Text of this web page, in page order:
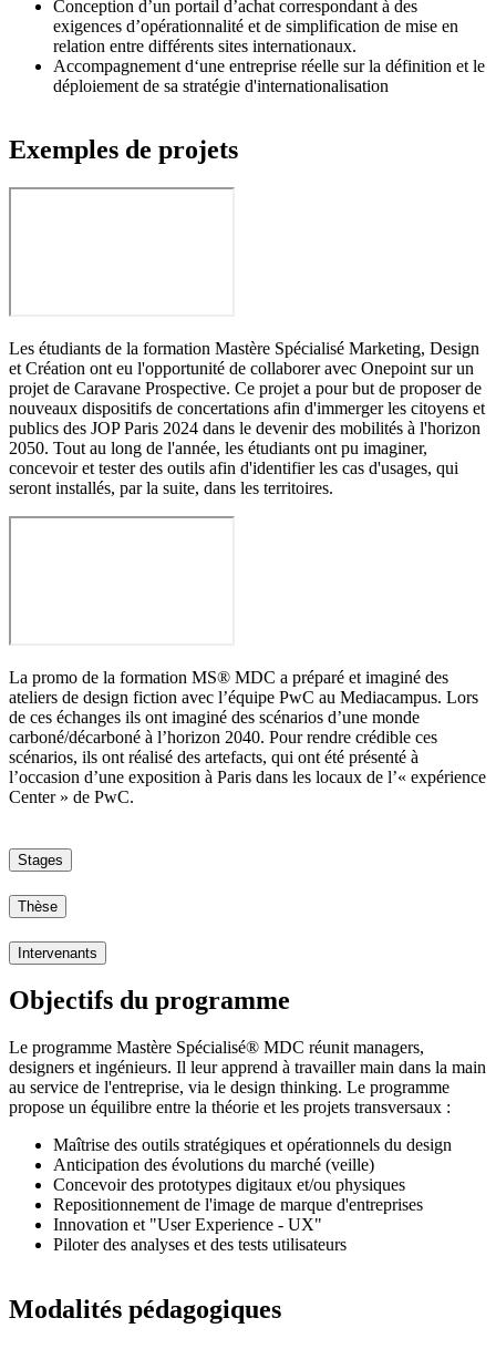
Conception d’un portail d’achat correspondant à des
exigences d’opérationnalité et de simplification de mise en
relation entre différents sites internationaux.
Accompagnement d‘une entreprise réelle sur la définition et le
déploiement de sa stratégie d'internationalisation
Exemples de projets
Les étudiants de la formation Mastère Spécialisé Marketing, Design
et Création ont eu l'opportunité de collaborer avec Onepoint sur un
projet de Caravane Prospective. Ce projet a pour but de proposer de
nouveaux dispositifs de concertations afin d'immerger les citoyens et
publics des JOP Paris 2024 dans le devenir des mobilités à l'horizon
2050. Tout au long de l'année, les étudiants ont pu imaginer,
concevoir et tester des outils afin d'identifier les cas d'usages, qui
seront installés, par la suite, dans les territoires.
La promo de la formation MS® MDC a préparé et imaginé des
ateliers de design fiction avec l’équipe PwC au Mediacampus. Lors
de ces échanges ils ont imaginé des scénarios d’une monde
carboné/décarboné à l’horizon 2040. Pour rendre crédible ces
scénarios, ils ont réalisé des artefacts, qui ont été présenté à
l’occasion d’une exposition à Paris dans les locaux de l’« expérience
Center » de PwC.
Stages
Thèse
Intervenants
Objectifs du programme
Le programme Mastère Spécialisé® MDC réunit managers,
designers et ingénieurs. Il leur apprend à travailler main dans la main
au service de l'entreprise, via le design thinking. Le programme
propose un équilibre entre la théorie et les projets transversaux :
Maîtrise des outils stratégiques et opérationnels du design
Anticipation des évolutions du marché (veille)
Concevoir des prototypes digitaux et/ou physiques
Repositionnement de l'image de marque d'entreprises
Innovation et "User Experience - UX"
Piloter des analyses et des tests utilisateurs
Modalités pédagogiques